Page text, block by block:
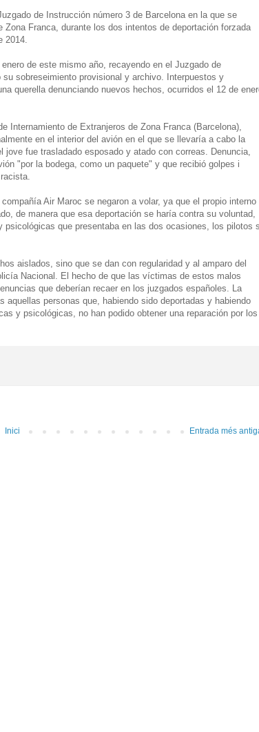
de Instrucción número 3 de Barcelona en la que se
Franca, durante los dos intentos de deportación forzada
2014.
de este mismo año, recayendo en el Juzgado de
sobreseimiento provisional y archivo. Interpuestos y
querella denunciando nuevos hechos, ocurridos el 12 de
Internamiento de Extranjeros de Zona Franca (Barcelona),
en el interior del avión en el que se llevaría a cabo la
fue trasladado esposado y atado con correas. Denuncia,
"por la bodega, como un paquete" y que recibió golpes i
Air Maroc se negaron a volar, ya que el propio interno
de manera que esa deportación se haría contra su voluntad,
que presentaba en las dos ocasiones, los pilotos
aislados, sino que se dan con regularidad y al amparo del
Nacional. El hecho de que las víctimas de estos malos
que deberían recaer en los juzgados españoles. La
personas que, habiendo sido deportadas y habiendo
y psicológicas, no han podido obtener una reparación por los
Entrada més
Inici